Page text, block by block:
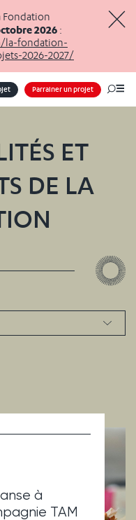
Fondation
2026 :
la-fondation-
2026-2027/
Parrainer un projet
ET
DE LA
à
TAM